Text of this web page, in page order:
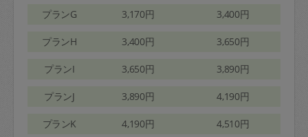
プランG 3,170円 3,400円
プランH 3,400円 3,650円
プランI 3,650円 3,890円
プランJ 3,890円 4,190円
プランK 4,190円 4,510円